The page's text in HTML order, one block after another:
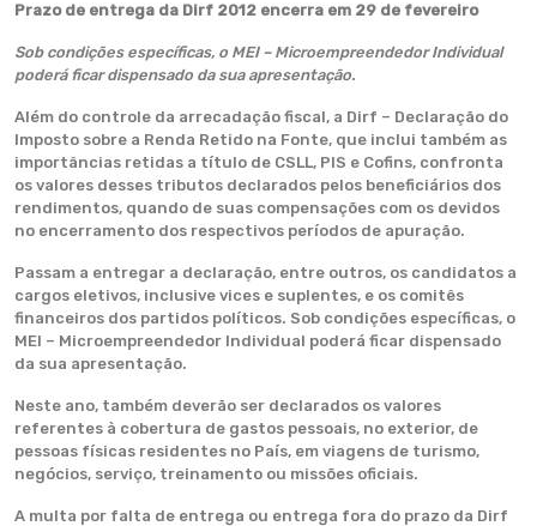
Prazo de entrega da Dirf 2012 encerra em 29 de fevereiro
Sob condições específicas, o MEI – Microempreendedor Individual
poderá ficar dispensado da sua apresentação.
Além do controle da arrecadação fiscal, a Dirf – Declaração do
Imposto sobre a Renda Retido na Fonte, que inclui também as
importâncias retidas a título de CSLL, PIS e Cofins, confronta
os valores desses tributos declarados pelos beneficiários dos
rendimentos, quando de suas compensações com os devidos
no encerramento dos respectivos períodos de apuração.
Passam a entregar a declaração, entre outros, os candidatos a
cargos eletivos, inclusive vices e suplentes, e os comitês
financeiros dos partidos políticos. Sob condições específicas, o
MEI – Microempreendedor Individual poderá ficar dispensado
da sua apresentação.
Neste ano, também deverão ser declarados os valores
referentes à cobertura de gastos pessoais, no exterior, de
pessoas físicas residentes no País, em viagens de turismo,
negócios, serviço, treinamento ou missões oficiais.
A multa por falta de entrega ou entrega fora do prazo da Dirf